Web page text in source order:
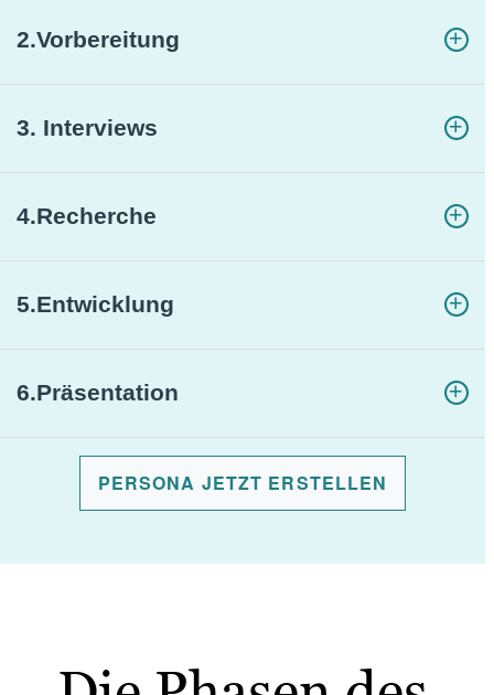
2.Vorbereitung
3. Interviews
4.Recherche
5.Entwicklung
6.Präsentation
PERSONA JETZT ERSTELLEN